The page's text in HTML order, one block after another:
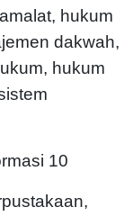
hukum
dakwah,
hukum
10